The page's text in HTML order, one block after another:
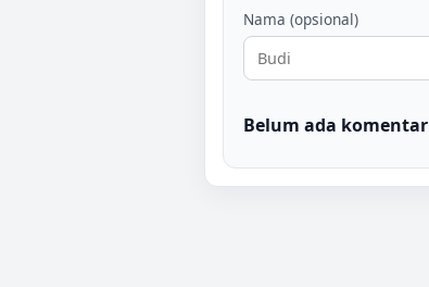
Nama (opsional)
Belum ada komentar